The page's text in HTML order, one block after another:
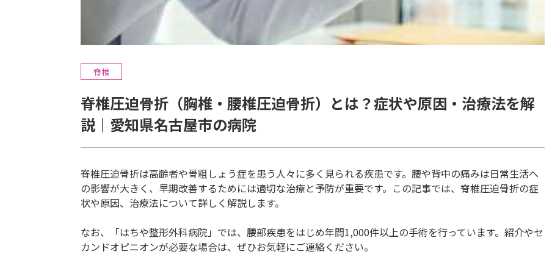
脊椎
脊椎圧迫骨折（胸椎・腰椎圧迫骨折）とは？症状や原因・治療法を解
説｜愛知県名古屋市の病院
脊椎圧迫骨折は高齢者や骨粗しょう症を患う人々に多く見られる疾患です。腰や背中の痛みは日常生活へ
の影響が大きく、早期改善するためには適切な治療と予防が重要です。この記事では、脊椎圧迫骨折の症
状や原因、治療法について詳しく解説します。
なお、「はちや整形外科病院」では、腰部疾患をはじめ年間1,000件以上の手術を行っています。紹介やセ
カンドオピニオンが必要な場合は、ぜひお気軽にご連絡ください。